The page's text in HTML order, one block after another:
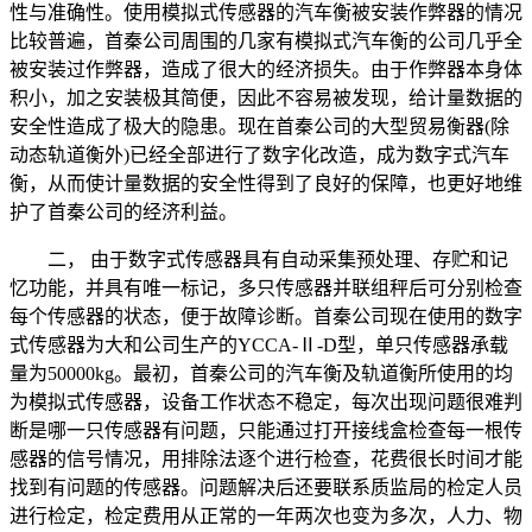
性与准确性。使用模拟式传感器的汽车衡被安装作弊器的情况
比较普遍，首秦公司周围的几家有模拟式汽车衡的公司几乎全
被安装过作弊器，造成了很大的经济损失。由于作弊器本身体
积小，加之安装极其简便，因此不容易被发现，给计量数据的
安全性造成了极大的隐患。现在首秦公司的大型贸易衡器(除
动态轨道衡外)已经全部进行了数字化改造，成为数字式汽车
衡，从而使计量数据的安全性得到了良好的保障，也更好地维
护了首秦公司的经济利益。
二， 由于数字式传感器具有自动采集预处理、存贮和记
忆功能，并具有唯一标记，多只传感器并联组秤后可分别检查
每个传感器的状态，便于故障诊断。首秦公司现在使用的数字
式传感器为大和公司生产的YCCA-Ⅱ-D型，单只传感器承载
量为50000kg。最初，首秦公司的汽车衡及轨道衡所使用的均
为模拟式传感器，设备工作状态不稳定，每次出现问题很难判
断是哪一只传感器有问题，只能通过打开接线盒检查每一根传
感器的信号情况，用排除法逐个进行检查，花费很长时间才能
找到有问题的传感器。问题解决后还要联系质监局的检定人员
进行检定，检定费用从正常的一年两次也变为多次，人力、物